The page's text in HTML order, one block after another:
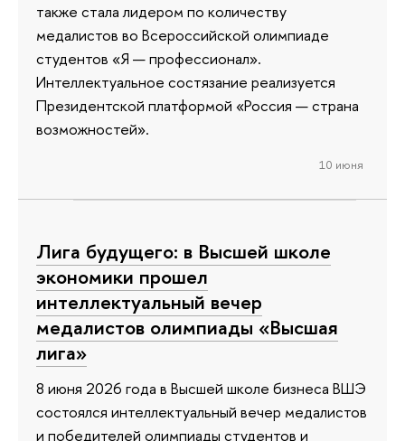
также стала лидером по количеству
медалистов во Всероссийской олимпиаде
студентов «Я — профессионал».
Интеллектуальное состязание реализуется
Президентской платформой «Россия — страна
возможностей».
10 июня
Лига будущего: в Высшей школе
экономики прошел
интеллектуальный вечер
медалистов олимпиады «Высшая
лига»
8 июня 2026 года в Высшей школе бизнеса ВШЭ
состоялся интеллектуальный вечер медалистов
и победителей олимпиады студентов и